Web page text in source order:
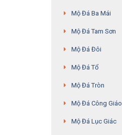
Mộ Đá Ba Mái
Mộ Đá Tam Sơn
Mộ Đá Đôi
Mộ Đá Tổ
Mộ Đá Tròn
Mộ Đá Công Giáo
Mộ Đá Lục Giác